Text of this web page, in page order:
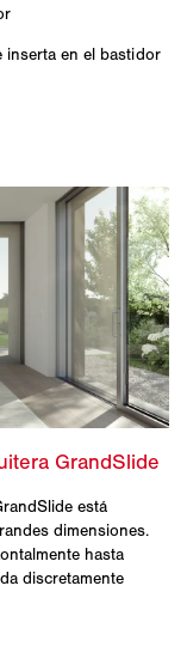
inserta en el bastidor
está
dimensiones.
hasta
discretamente